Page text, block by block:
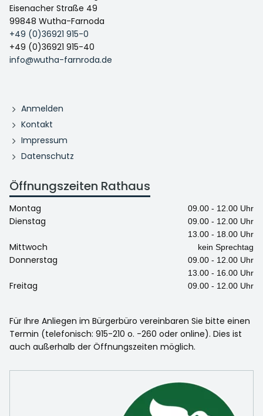
Eisenacher Straße 49
99848 Wutha-Farnoda
+49 (0)36921 915-0
+49 (0)36921 915-40
info@wutha-farnroda.de
Anmelden
Kontakt
Impressum
Datenschutz
Öffnungszeiten Rathaus
Montag 09.00 - 12.00 Uhr
Dienstag
09.00 - 12.00 Uhr
13.00 - 18.00 Uhr
Mittwoch kein Sprechtag
Donnerstag
09.00 - 12.00 Uhr
13.00 - 16.00 Uhr
Freitag 09.00 - 12.00 Uhr
Für Ihre Anliegen im Bürgerbüro vereinbaren Sie bitte einen
Termin (telefonisch: 915-210 o. -260 oder online). Dies ist
auch außerhalb der Öffnungszeiten möglich.